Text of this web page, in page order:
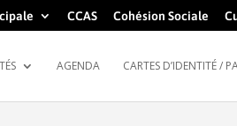
CCAS Cohésion Sociale
AGENDA CARTES D’IDENTITÉ /